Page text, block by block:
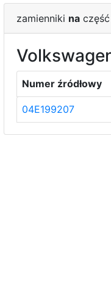
zamienniki na część
Numer źródłowy
04E199207